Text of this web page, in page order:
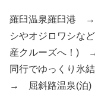
羅臼温泉羅臼港 →
シやオジロワシな
産クルーズへ！)
同行でゆっくり氷
→ 屈斜路温泉(泊